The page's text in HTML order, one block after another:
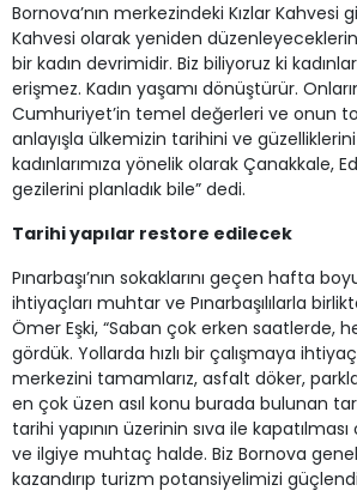
Bornova’nın merkezindeki Kızlar Kahvesi
Kahvesi olarak yeniden
bir kadın devrimidir. Biz biliyoruz ki
erişmez. Kadın yaşamı dönüştürür.
Cumhuriyet’in temel değerleri ve onun
anlayışla ülkemizin tarihini ve
kadınlarımıza yönelik olarak Çanakkale,
gezilerini planladık bile” dedi.
Tarihi yapılar restore edilecek
Pınarbaşı’nın sokaklarını geçen hafta
ihtiyaçları muhtar ve Pınarbaşılılarla
Ömer Eşki, “Saban çok erken saatlerde,
gördük. Yollarda hızlı bir çalışmaya
merkezini tamamlarız, asfalt döker,
en çok üzen asıl konu burada bulunan
tarihi yapının üzerinin sıva ile
ve ilgiye muhtaç halde. Biz Bornova
kazandırıp turizm potansiyelimizi